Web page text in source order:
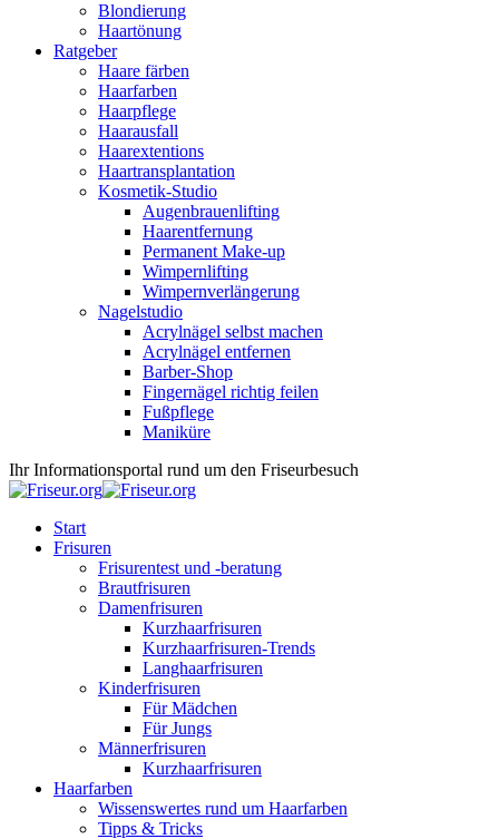
Blondierung
Haartönung
Ratgeber
Haare färben
Haarfarben
Haarpflege
Haarausfall
Haarextentions
Haartransplantation
Kosmetik-Studio
Augenbrauenlifting
Haarentfernung
Permanent Make-up
Wimpernlifting
Wimpernverlängerung
Nagelstudio
Acrylnägel selbst machen
Acrylnägel entfernen
Barber-Shop
Fingernägel richtig feilen
Fußpflege
Maniküre
Ihr Informationsportal rund um den Friseurbesuch
Start
Frisuren
Frisurentest und -beratung
Brautfrisuren
Damenfrisuren
Kurzhaarfrisuren
Kurzhaarfrisuren-Trends
Langhaarfrisuren
Kinderfrisuren
Für Mädchen
Für Jungs
Männerfrisuren
Kurzhaarfrisuren
Haarfarben
Wissenswertes rund um Haarfarben
Tipps & Tricks